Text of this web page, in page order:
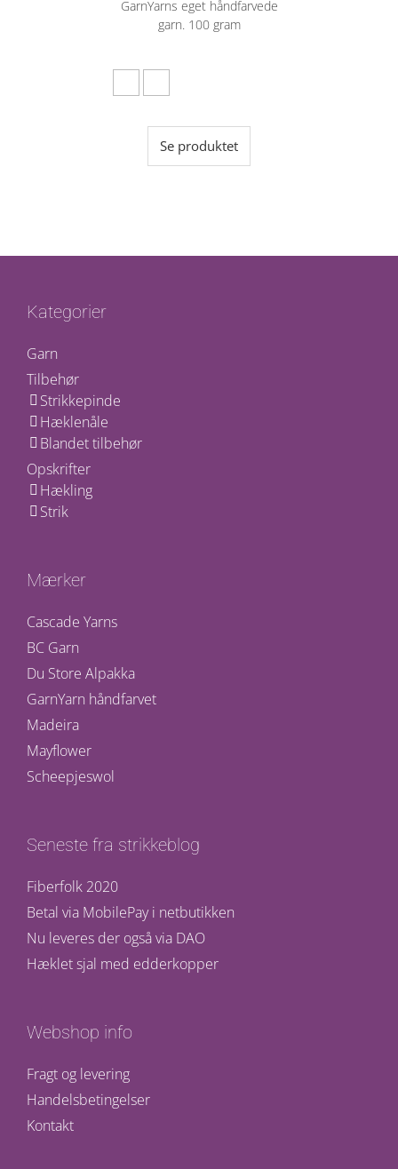
GarnYarns eget håndfarvede
garn. 100 gram
Se produktet
Kategorier
Garn
Tilbehør
Strikkepinde
Hæklenåle
Blandet tilbehør
Opskrifter
Hækling
Strik
Mærker
Cascade Yarns
BC Garn
Du Store Alpakka
GarnYarn håndfarvet
Madeira
Mayflower
Scheepjeswol
Seneste fra strikkeblog
Fiberfolk 2020
Betal via MobilePay i netbutikken
Nu leveres der også via DAO
Hæklet sjal med edderkopper
Webshop info
Fragt og levering
Handelsbetingelser
Kontakt